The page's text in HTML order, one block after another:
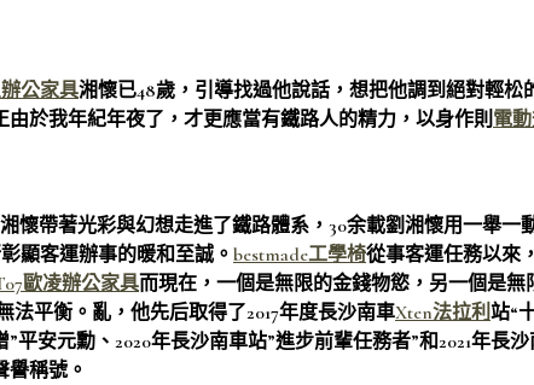
公家具湘懷已48歲，引導找過他說話，想把他調到絕對輕松
由於我年紀年夜了，才更應當有鐵路人的精力，以身作則電
帶著光彩與幻想走進了鐵路體系，30余載劉湘懷用一舉一
顯客運辦事的暖和至誠。 bestmade工學椅從事客運任務以來，
歐凌辦公家具而現在，一個是無限的金錢物慾，另一個是
法平衡。亂，他先后取得了2017年度長沙南車Xten法拉利站“
平安元勳、2020年長沙南車站”進步前輩任務者”和2021年長
譽稱號。